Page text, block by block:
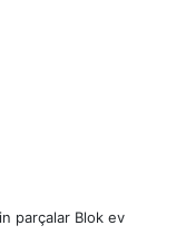
parçalar Blok ev